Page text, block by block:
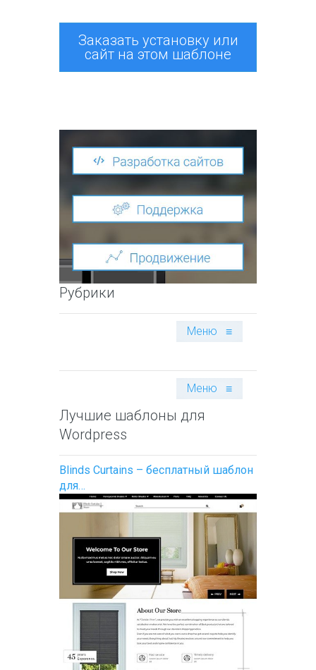
Заказать установку или
сайт на этом шаблоне
Рубрики
Меню ≡
Меню ≡
Лучшие шаблоны для
Wordpress
Blinds Curtains – бесплатный шаблон
для…